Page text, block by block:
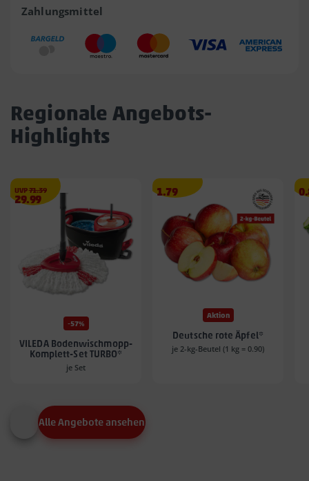
Zahlungsmittel
Regionale Angebots-
Highlights
UVP71.39€
Angebotspreis
29.99
29.99
-57%
VILEDA Bodenwischmopp-
Komplett-Set TURBO*
je Set
Angebotspreis
1.79
1.79
Aktion
Deutsche rote Äpfel*
je 2-kg-Beutel (1 kg = 0.90)
Alle Angebote ansehen